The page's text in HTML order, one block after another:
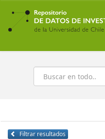
Ir
contenido
principal
Buscar
Filtrar resultados